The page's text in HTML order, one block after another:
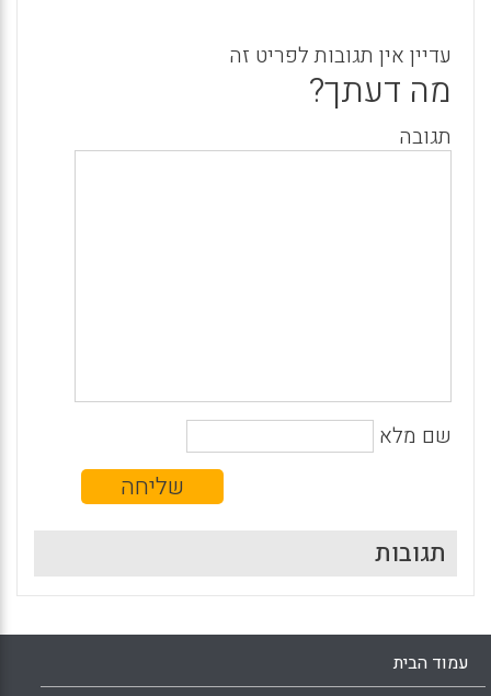
עדיין אין תגובות לפריט זה
מה דעתך?
תגובה
שם מלא
תגובות
עמוד הבית